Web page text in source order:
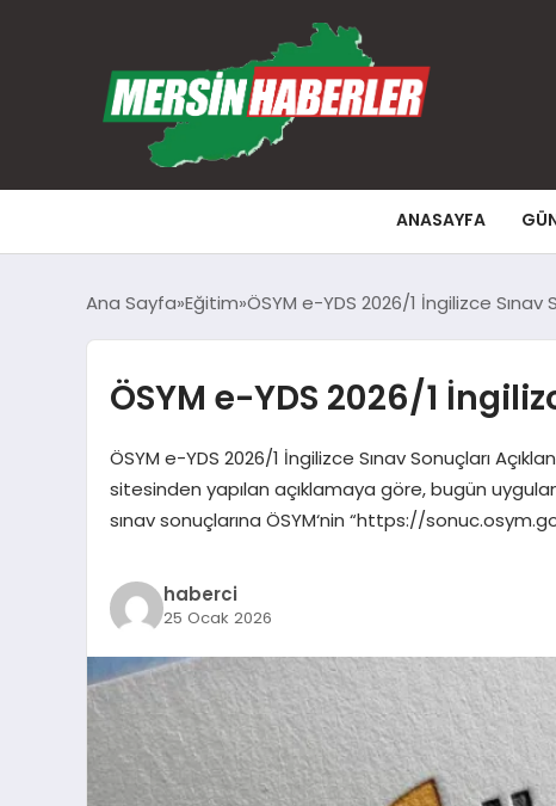
ANASAYFA
Ana Sayfa Eğitim ÖSYM e-YDS 2026/1 İngilizce Sınav
ÖSYM e-YDS 2026/1
ÖSYM e-YDS 2026/1 İngilizce Sınav Sonuçları
sitesinden yapılan açıklamaya göre, bugün
sınav sonuçlarına ÖSYM‘nin “https://
haberci
25 Ocak 2026